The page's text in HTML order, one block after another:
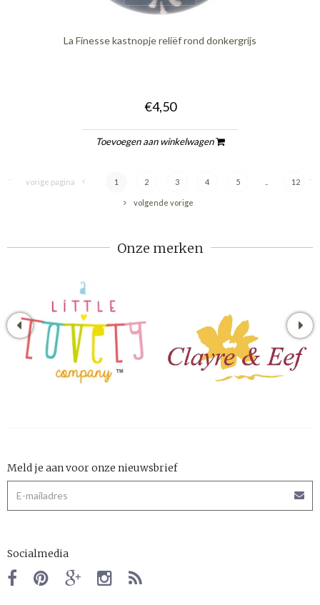
La Finesse kastnopje reliëf rond donkergrijs
€4,50
Toevoegen aan winkelwagen
vorige pagina 1 2 3 4 5 12
volgende vorige
Onze merken
Meld je aan voor onze nieuwsbrief
Socialmedia